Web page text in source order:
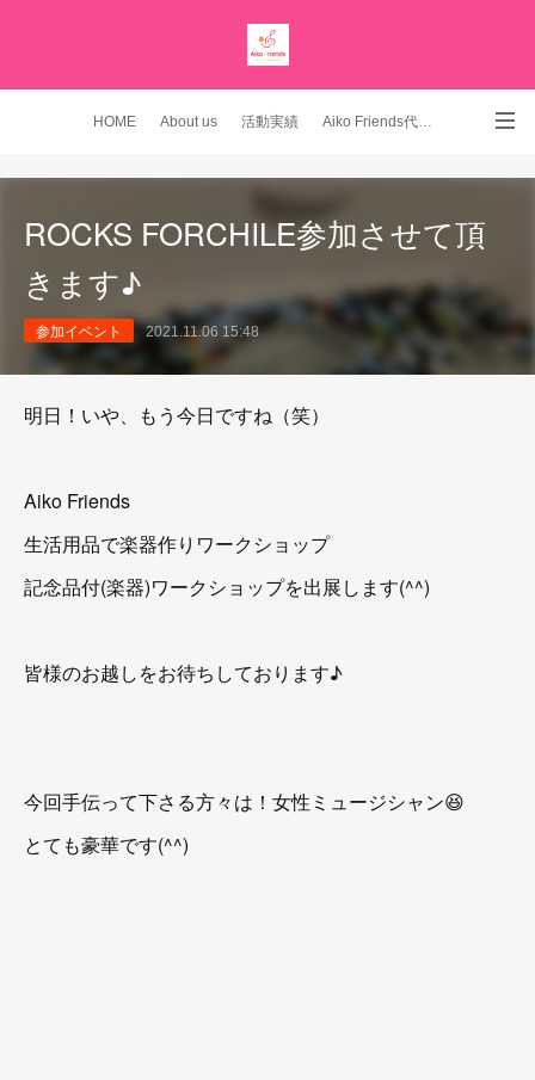
HOME About us 活動実績 Aiko Friends代表 YouTubeチャンネル
Instagram
ROCKS FORCHILE参加させて頂
きます♪
参加イベント 2021.11.06 15:48
明日！いや、もう今日ですね（笑）
Aiko Friends
生活用品で楽器作りワークショップ
記念品付(楽器)ワークショップを出展します(^^)
皆様のお越しをお待ちしております♪
今回手伝って下さる方々は！女性ミュージシャン😆
とても豪華です(^^)